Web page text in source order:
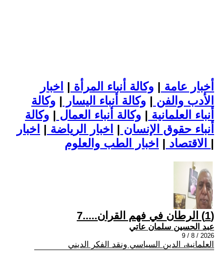
أخبار عامة | وكالة أنباء المرأة | اخبار
الأدب والفن | وكالة أنباء اليسار | وكالة
أنباء العلمانية | وكالة أنباء العمال | وكالة
أنباء حقوق الإنسان | اخبار الرياضة | اخبار
الاقتصاد | |
(1) الرطان في فهم القران.....7
عبد الحسين سلمان عاتي
2026 / 8 / 9
العلمانية، الدين السياسي ونقد الفكر الديني